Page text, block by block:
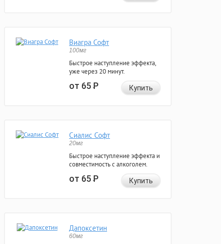
Виагра Софт
100мг
Быстрое наступление эффекта,
уже через 20 минут.
от 65Р Купить
Сиалис Софт
20мг
Быстрое наступление эффекта и
совместимость с алкоголем.
от 65Р Купить
Дапоксетин
60мг